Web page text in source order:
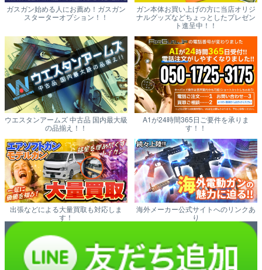
ガスガン始める人にお薦め！ガスガン
スターターオプション！！
ガン本体お買い上げの方に当店オリジ
ナルグッズなどちょっとしたプレゼン
ト進呈中！！
ウエスタンアームズ 中古品 国内最大級
の品揃え！！
A1が24時間365日ご要件を承りま
す！！
出張などによる大量買取も対応しま
す！
海外メーカー公式サイトへのリンクあ
り